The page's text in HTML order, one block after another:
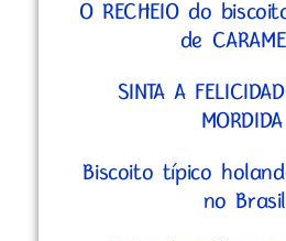
O RECHEIO do
de
SINTA A
MORDIDA
Biscoito típico
no